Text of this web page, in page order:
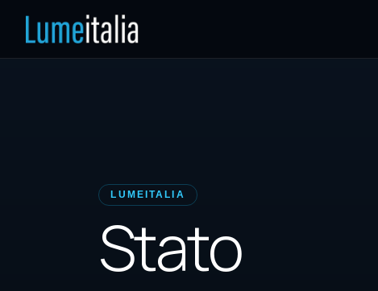
LUMEITALIA
Stato